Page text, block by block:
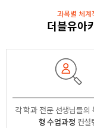
과목별 체계
더블유아
각 학과 전문 선생님들의
형 수업과정 컨설